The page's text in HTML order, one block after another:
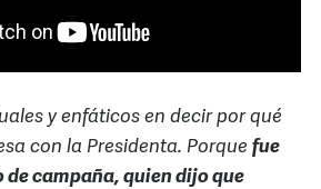
y enfáticos en decir por qué
con la Presidenta. Porque fue
de campaña, quien dijo que